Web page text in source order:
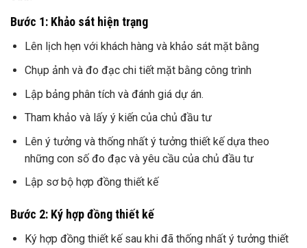
Bước 1: Khảo sát hiện trạng
Lên lịch hẹn với khách hàng và khảo sát mặt bằng
Chụp ảnh và đo đạc chi tiết mặt bằng công trình
Lập bảng phân tích và đánh giá dự án.
Tham khảo và lấy ý kiến của chủ đầu tư
Lên ý tưởng và thống nhất ý tưởng thiết kế dựa theo
những con số đo đạc và yêu cầu của chủ đầu tư
Lập sơ bộ hợp đồng thiết kế
Bước 2: Ký hợp đồng thiết kế
Ký hợp đồng thiết kế sau khi đã thống nhất ý tưởng thiết